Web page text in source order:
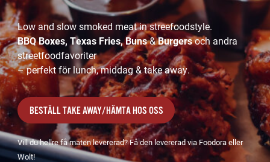
Low and slow smoked meat in streefoodstyle.
BBQ Boxes, Texas Fries, Buns&Burgersoch andra
streetfoodfavoriter
– perfekt för lunch, middag & take away.
BESTÄLL TAKE AWAY/HÄMTA HOS OSS
Vill du hellre få maten levererad? Få den levererad via Foodora eller
Wolt!